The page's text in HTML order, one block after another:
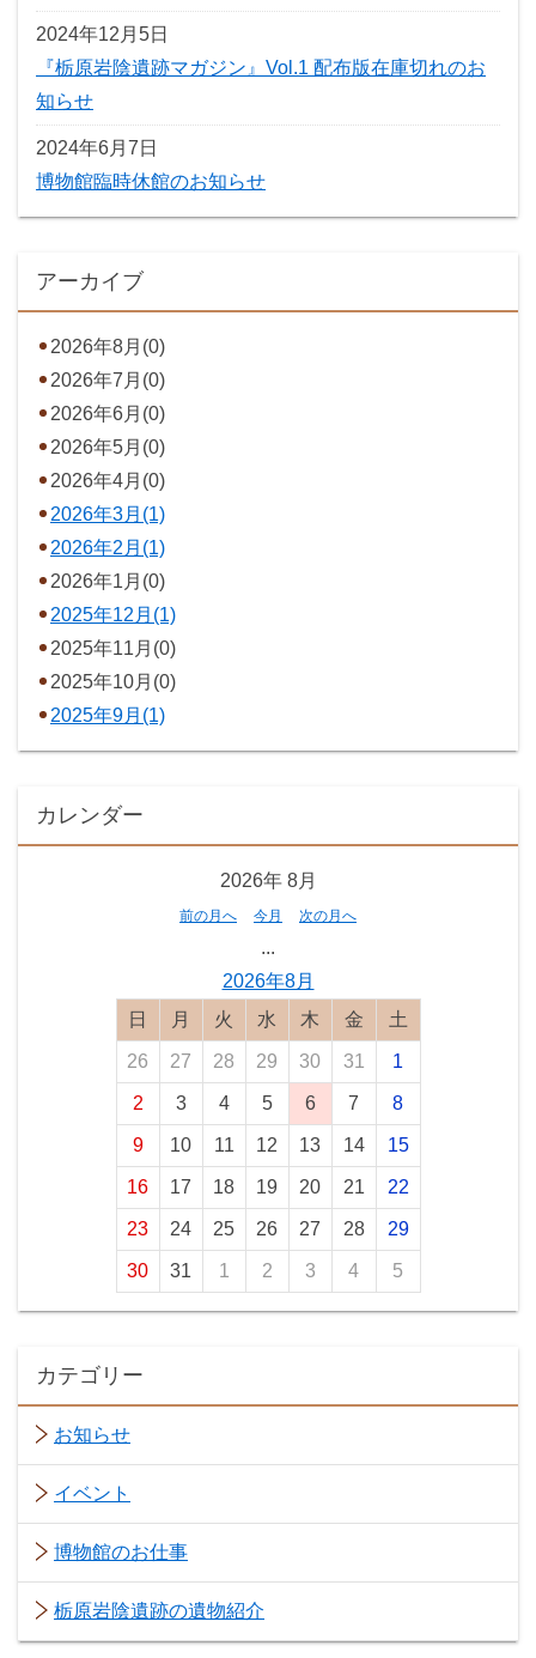
2024年12月5日
『栃原岩陰遺跡マガジン』Vol.1 配布版在庫切れのお
知らせ
2024年6月7日
博物館臨時休館のお知らせ
アーカイブ
2026年8月(0)
2026年7月(0)
2026年6月(0)
2026年5月(0)
2026年4月(0)
2026年3月(1)
2026年2月(1)
2026年1月(0)
2025年12月(1)
2025年11月(0)
2025年10月(0)
2025年9月(1)
カレンダー
2026年 8月
前の月へ 今月 次の月へ
...
2026年8月
日曜日月曜日火曜日水曜日木曜日金曜日土曜日
26 27 28 29 30 31 1
2 3 4 5 6 7 8
9 10 11 12 13 14 15
16 17 18 19 20 21 22
23 24 25 26 27 28 29
30 31 1 2 3 4 5
カテゴリー
お知らせ
イベント
博物館のお仕事
栃原岩陰遺跡の遺物紹介